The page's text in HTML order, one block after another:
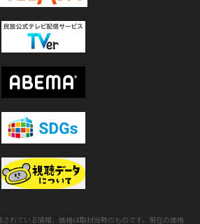
れている情報、価格は取材当時のものです。現在の価格